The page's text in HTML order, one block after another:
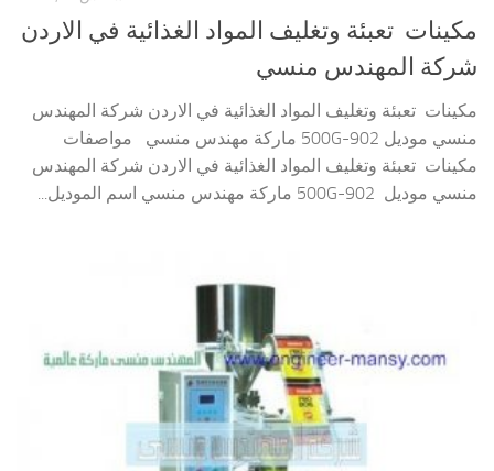
مكينات تعبئة وتغليف المواد الغذائية في الاردن
شركة المهندس منسي
مكينات تعبئة وتغليف المواد الغذائية في الاردن شركة المهندس
منسي موديل 902-500G ماركة مهندس منسي مواصفات
مكينات تعبئة وتغليف المواد الغذائية في الاردن شركة المهندس
منسي موديل 902-500G ماركة مهندس منسي اسم الموديل...